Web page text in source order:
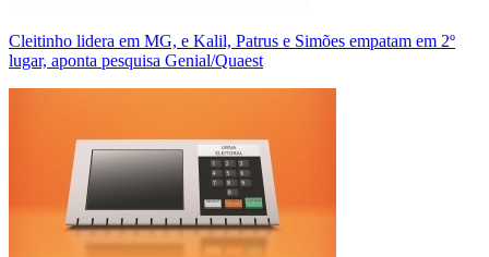
Cleitinho lidera em MG, e Kalil, Patrus e Simões empatam em 2º
lugar, aponta pesquisa Genial/Quaest